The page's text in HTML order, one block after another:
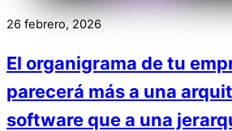
26 febrero, 2026
El organigrama de tu
parecerá más a una
software que a una